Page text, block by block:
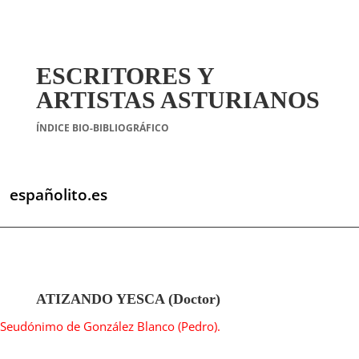
ESCRITORES Y
ARTISTAS ASTURIANOS
ÍNDICE BIO-BIBLIOGRÁFICO
españolito.es
ATIZANDO YESCA (Doctor)
Seudónimo de González Blanco (Pedro).